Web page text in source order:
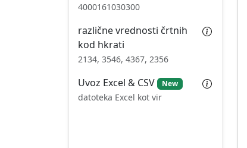
4000161030300
različne vrednosti črtnih
kod hkrati
2134, 3546, 4367, 2356
Uvoz Excel & CSV New
datoteka Excel kot vir